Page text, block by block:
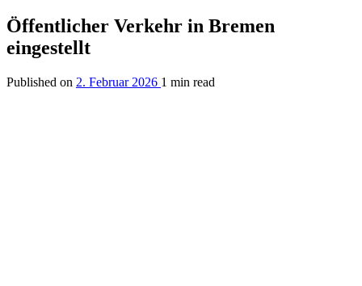
Öffentlicher Verkehr in Bremen
eingestellt
Published on 2. Februar 2026 1 min read